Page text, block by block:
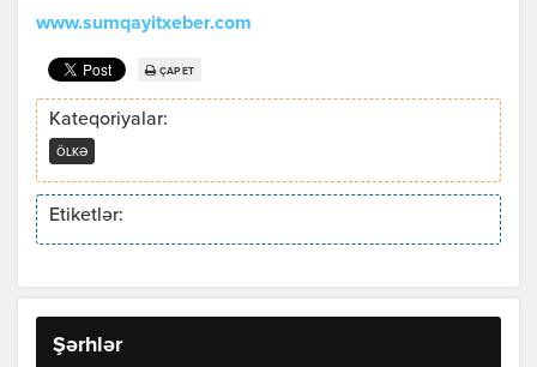
www.sumqayitxeber.com
ÇAP ET
Kateqoriyalar:
ÖLKƏ
Etiketlər:
Şərhlər